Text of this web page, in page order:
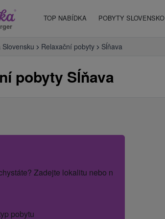
TOP NABÍDKA POBYTY SLOVENSKO
Slovensku Relaxační pobyty Sĺňava
pobyty Sĺňava
Zadejte lokalitu nebo název hotelu.
pobytu